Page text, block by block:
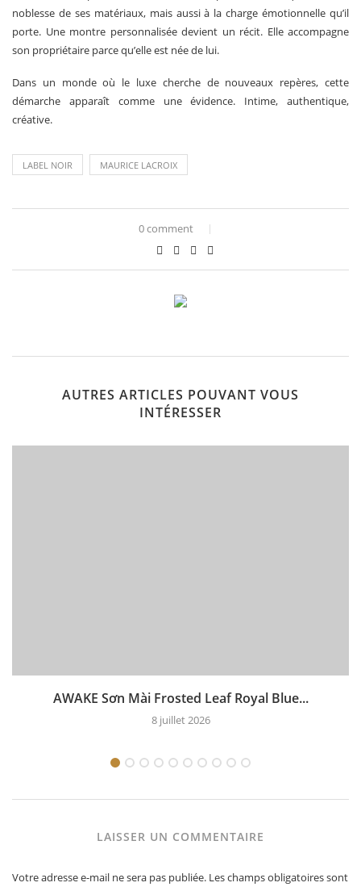
noblesse de ses matériaux, mais aussi à la charge émotionnelle qu’il
porte. Une montre personnalisée devient un récit. Elle accompagne
son propriétaire parce qu’elle est née de lui.
Dans un monde où le luxe cherche de nouveaux repères, cette
démarche apparaît comme une évidence. Intime, authentique,
créative.
LABEL NOIR MAURICE LACROIX
0 comment
AUTRES ARTICLES POUVANT VOUS
INTÉRESSER
AWAKE Sơn Mài Frosted Leaf Royal Blue...
8 juillet 2026
LAISSER UN COMMENTAIRE
Votre adresse e-mail ne sera pas publiée. Les champs obligatoires sont